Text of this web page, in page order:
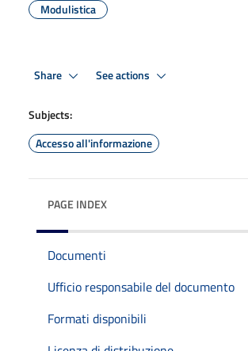
Modulistica
Share See actions
Subjects:
Accesso all'informazione
PAGE INDEX
Documenti
Ufficio responsabile del documento
Formati disponibili